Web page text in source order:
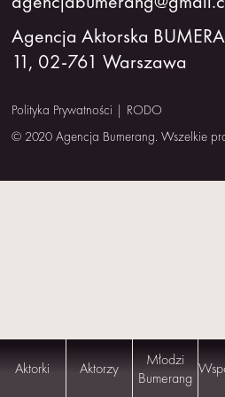
NAS
KONTAKT
Aktorki Aktorzy
Młodzi
Bumerang
Agencja Aktorska
11, 02-761 Warszawa
Polityka Prywatności | RODO
© 2020 Agencja Bumerang. Wszelkie